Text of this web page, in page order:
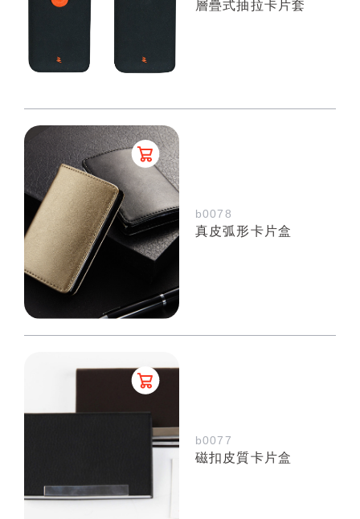
層疊式抽拉卡片套
b0078
真皮弧形卡片盒
b0077
磁扣皮質卡片盒